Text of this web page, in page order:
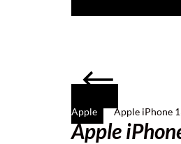
Apple Apple iPhone
Apple